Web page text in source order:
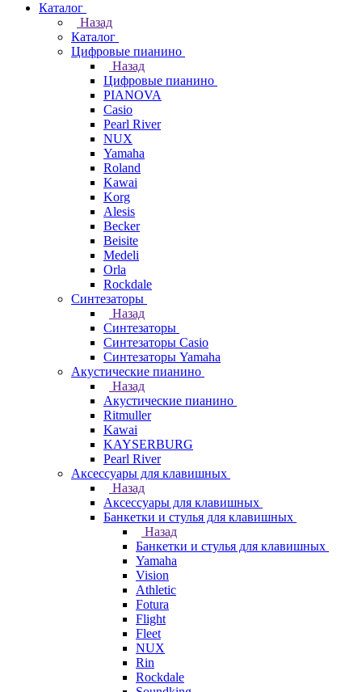
Каталог
Назад
Каталог
Цифровые пианино
Назад
Цифровые пианино
PIANOVA
Casio
Pearl River
NUX
Yamaha
Roland
Kawai
Korg
Alesis
Becker
Beisite
Medeli
Orla
Rockdale
Синтезаторы
Назад
Синтезаторы
Синтезаторы Casio
Синтезаторы Yamaha
Акустические пианино
Назад
Акустические пианино
Ritmuller
Kawai
KAYSERBURG
Pearl River
Аксессуары для клавишных
Назад
Аксессуары для клавишных
Банкетки и стулья для клавишных
Назад
Банкетки и стулья для клавишных
Yamaha
Vision
Athletic
Fotura
Flight
Fleet
NUX
Rin
Rockdale